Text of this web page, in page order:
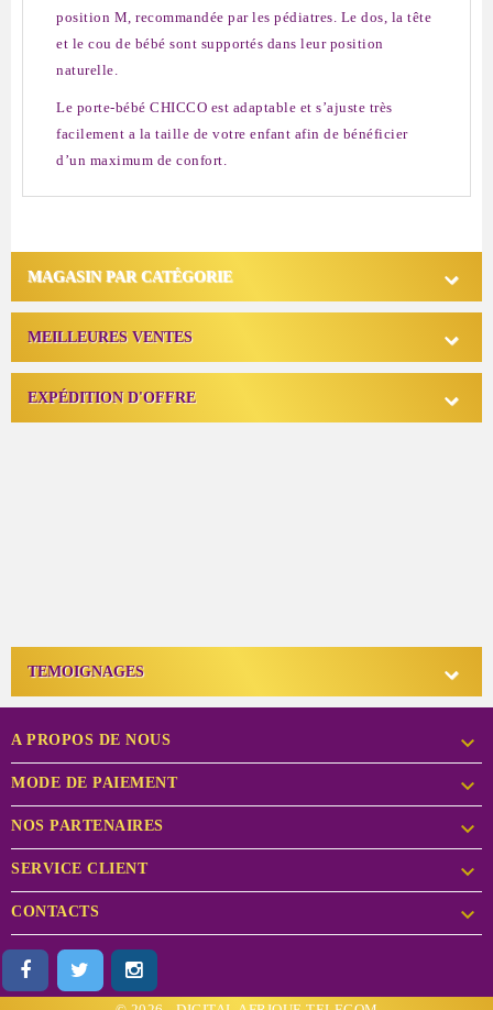
position M, recommandée par les pédiatres. Le dos, la tête
et le cou de bébé sont supportés dans leur position
naturelle.
Le porte-bébé CHICCO est adaptable et s’ajuste très
facilement a la taille de votre enfant afin de bénéficier
d’un maximum de confort.
MAGASIN PAR CATÉGORIE 
MEILLEURES VENTES 
EXPÉDITION D'OFFRE 
TEMOIGNAGES 
A PROPOS DE NOUS 
MODE DE PAIEMENT 
NOS PARTENAIRES 
SERVICE CLIENT 
CONTACTS 